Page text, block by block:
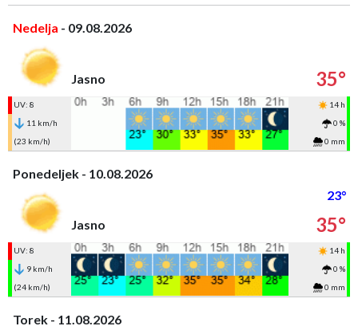
Nedelja - 09.08.2026
Jasno 35°
UV: 8
14 h
11 km/h
0 %
(23 km/h)
0 mm
Ponedeljek - 10.08.2026
23°
Jasno
35°
UV: 8
14 h
9 km/h
0 %
(24 km/h)
0 mm
Torek - 11.08.2026